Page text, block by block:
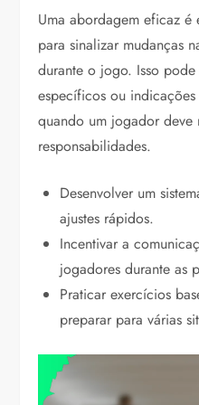
Uma abordagem eficaz é
para sinalizar mudanças
durante o jogo. Isso
específicos ou
quando um jogador
responsabilidades.
Desenvolver um
ajustes rápidos.
Incentivar a
jogadores durante as
Praticar exercícios
preparar para várias